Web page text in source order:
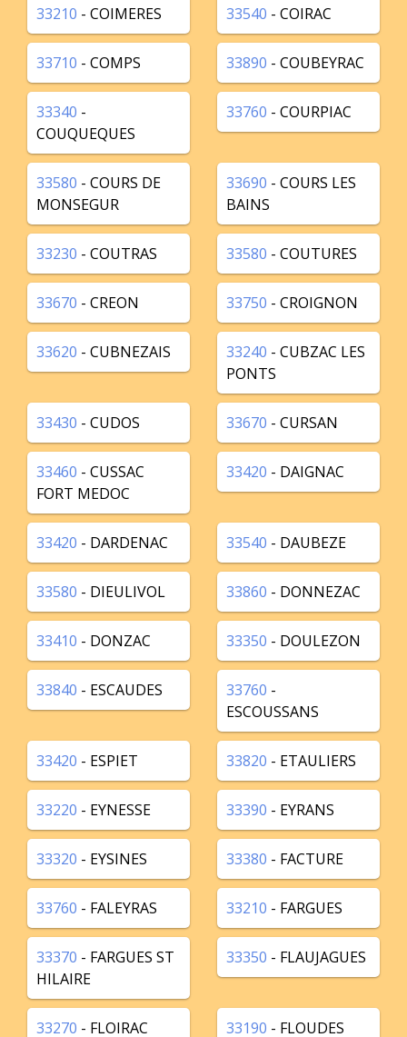
33210 - COIMERES 33540 - COIRAC
33710 - COMPS 33890 - COUBEYRAC
33340 -
COUQUEQUES
33760 - COURPIAC
33580 - COURS DE
MONSEGUR
33690 - COURS LES
BAINS
33230 - COUTRAS 33580 - COUTURES
33670 - CREON 33750 - CROIGNON
33620 - CUBNEZAIS 33240 - CUBZAC LES
PONTS
33430 - CUDOS 33670 - CURSAN
33460 - CUSSAC
FORT MEDOC
33420 - DAIGNAC
33420 - DARDENAC 33540 - DAUBEZE
33580 - DIEULIVOL 33860 - DONNEZAC
33410 - DONZAC 33350 - DOULEZON
33840 - ESCAUDES 33760 -
ESCOUSSANS
33420 - ESPIET 33820 - ETAULIERS
33220 - EYNESSE 33390 - EYRANS
33320 - EYSINES 33380 - FACTURE
33760 - FALEYRAS 33210 - FARGUES
33370 - FARGUES ST
HILAIRE
33350 - FLAUJAGUES
33270 - FLOIRAC 33190 - FLOUDES